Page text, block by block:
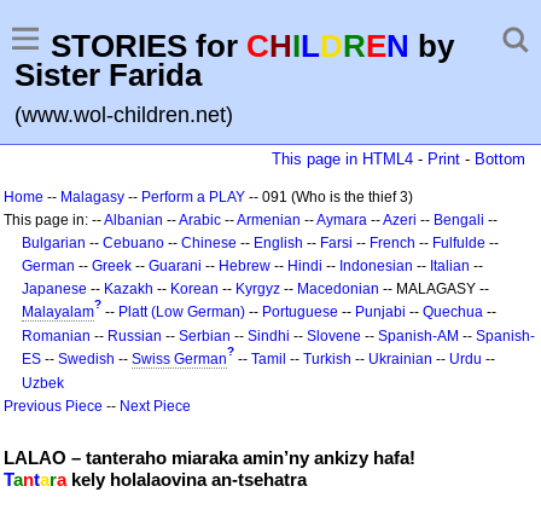
STORIES for CHILDREN by
Sister Farida
(www.wol-children.net)
This page in HTML4 - Print - Bottom
Home -- Malagasy -- Perform a PLAY -- 091 (Who is the thief 3)
This page in: --Albanian --Arabic --Armenian --Aymara --Azeri -- Bengali --
Bulgarian -- Cebuano -- Chinese -- English -- Farsi -- French -- Fulfulde --
German -- Greek -- Guarani -- Hebrew -- Hindi -- Indonesian -- Italian --
Japanese -- Kazakh -- Korean -- Kyrgyz -- Macedonian -- MALAGASY --
Malayalam? -- Platt (Low German) -- Portuguese -- Punjabi -- Quechua --
Romanian -- Russian -- Serbian -- Sindhi -- Slovene -- Spanish-AM -- Spanish-
ES -- Swedish -- Swiss German? -- Tamil -- Turkish -- Ukrainian -- Urdu --
Uzbek
Previous Piece -- Next Piece
LALAO – tanteraho miaraka amin’ny ankizy hafa!
Tantarakely holalaovina an-tsehatra